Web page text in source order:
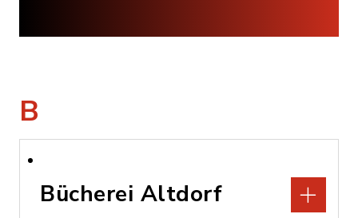
B
Bücherei Altdorf